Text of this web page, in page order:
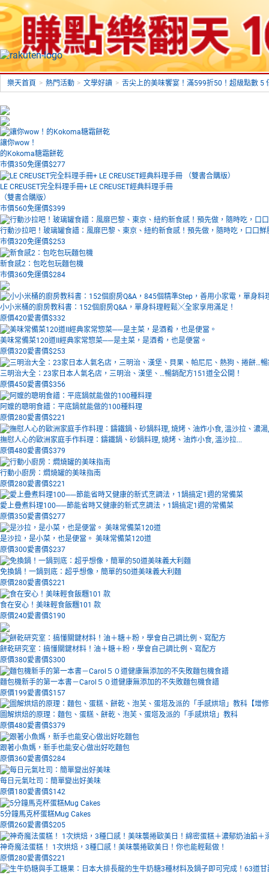
樂天首頁 > 熱門活動 > 文學好讀 > 舌尖上的美味饗宴！滿599折50！超級點數 5
讓你wow！
的Kokoma糖霜餅乾
市價350免運價$277
LE CREUSET完全料理手冊+ LE CREUSET經典料理手冊
（雙書合購版）
市價560免運價$399
行動沙拉吧！玻璃罐食譜：風靡巴黎、東京、紐約新食感！預先做，隨時吃，口口鮮
市價320免運價$253
新食感2：包吃包玩麵包機
市價360免運價$284
小小米桶的廚房教科書：152個廚房Q&A，單身料理輕鬆╳全家享用滿足！
原價420愛書價$332
美味常備菜120道II經典家常惣菜──是主菜，是酒肴，也是便當。
原價320愛書價$253
三明治大全：23家日本人氣名店，三明治、漢堡、…暢銷配方151道全公開！
原價450愛書價$356
阿嬤的聰明食譜：平底鍋就能做的100種料理
原價280愛書價$221
撫慰人心的歐洲家庭手作料理：鑄鐵鍋、砂鍋料理, 燒烤、油炸小食, 溫沙拉...
原價480愛書價$379
行動小廚房：燜燒罐的美味指南
原價280愛書價$221
愛上疊煮料理100──節能省時又健康的新式烹調法，1鍋搞定1週的常備菜
原價350愛書價$277
是沙拉，是小菜，也是便當。 美味常備菜120道
原價300愛書價$237
免換鍋！一鍋到底：超乎想像，簡單的50道美味義大利麵
原價280愛書價$221
食在安心！美味輕食飯糰101 款
原價240愛書價$190
餅乾研究室：搞懂關鍵材料！油＋糖＋粉，學會自己調比例、寫配方
原價380愛書價$300
麵包機新手的第一本書－Carol５０道健康無添加的不失敗麵包機食譜
原價199愛書價$157
圖解烘焙的原理：麵包、蛋糕、餅乾、泡芙、蛋塔及派的「手感烘培」教科
原價480愛書價$379
跟著小魚媽，新手也能安心做出好吃麵包
原價360愛書價$284
每日元氣吐司：簡單變出好美味
原價180愛書價$142
5分鐘馬克杯蛋糕Mug Cakes
原價260愛書價$205
神奇魔法蛋糕！ 1次烘焙，3種口感！美味襲捲歐美日！你也能輕鬆做！
原價280愛書價$221